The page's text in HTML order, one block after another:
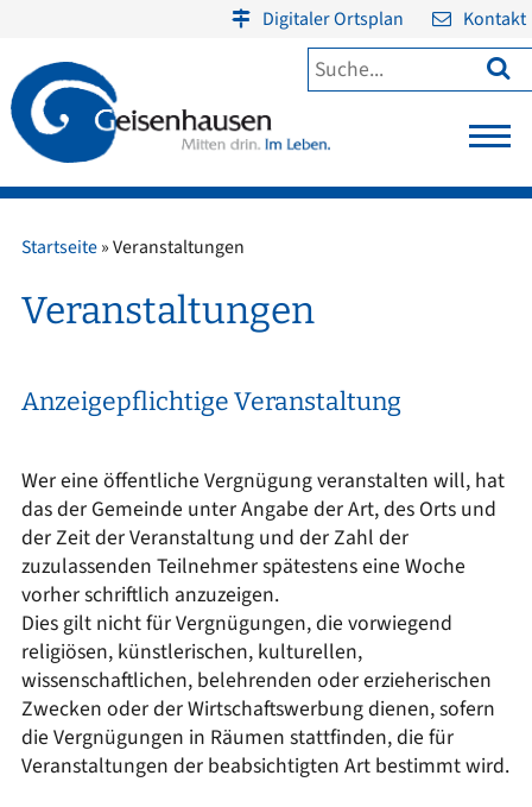
Digitaler Ortsplan Kontakt

Startseite»Veranstaltungen
Veranstaltungen
Anzeigepflichtige Veranstaltung
Wer eine öffentliche Vergnügung veranstalten will, hat
das der Gemeinde unter Angabe der Art, des Orts und
der Zeit der Veranstaltung und der Zahl der
zuzulassenden Teilnehmer spätestens eine Woche
vorher schriftlich anzuzeigen.
Dies gilt nicht für Vergnügungen, die vorwiegend
religiösen, künstlerischen, kulturellen,
wissenschaftlichen, belehrenden oder erzieherischen
Zwecken oder der Wirtschaftswerbung dienen, sofern
die Vergnügungen in Räumen stattfinden, die für
Veranstaltungen der beabsichtigten Art bestimmt wird.